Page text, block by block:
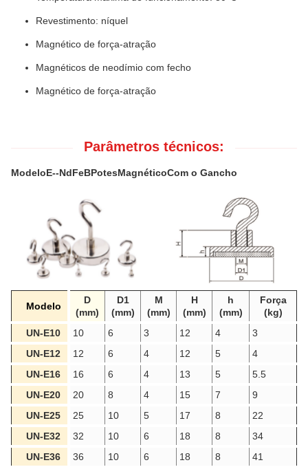
Revestimento: níquel
Magnético de força-atração
Magnéticos de neodímio com fecho
Magnético de força-atração
Parâmetros técnicos:
ModeloE--NdFeBPotesMagnéticoCom o Gancho
Modelo
D
(mm)
D1
(mm)
M
(mm)
H
(mm)
h
(mm)
Força
(kg)
UN-E10 10 6 3 12 4
3
UN-E12
12 6 4 12 5
4
UN-E16
16 6 4 13 5
5.5
UN-E20
20 8 4 15 7
9
UN-E25
25 10 5 17 8
22
UN-E32
32 10 6 18 8
34
UN-E36
36 10 6 18 8
41